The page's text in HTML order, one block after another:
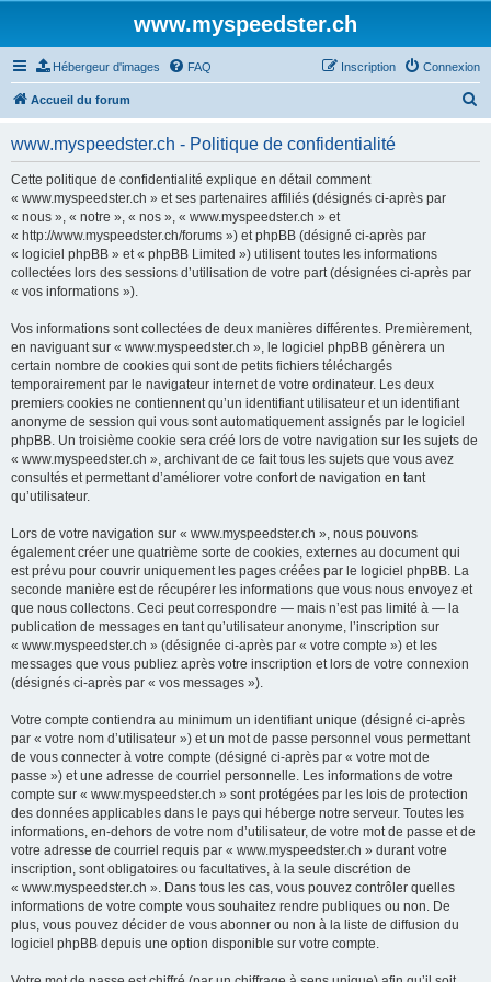
www.myspeedster.ch
Hébergeur d'images FAQ Connexion
Inscription
Accueil du forum
www.myspeedster.ch - Politique de confidentialité
Cette politique de confidentialité explique en détail comment
« www.myspeedster.ch » et ses partenaires affiliés (désignés ci-après par
« nous », « notre », « nos », « www.myspeedster.ch » et
« http://www.myspeedster.ch/forums ») et phpBB (désigné ci-après par
« logiciel phpBB » et « phpBB Limited ») utilisent toutes les informations
collectées lors des sessions d’utilisation de votre part (désignées ci-après par
« vos informations »).
Vos informations sont collectées de deux manières différentes. Premièrement,
en naviguant sur « www.myspeedster.ch », le logiciel phpBB génèrera un
certain nombre de cookies qui sont de petits fichiers téléchargés
temporairement par le navigateur internet de votre ordinateur. Les deux
premiers cookies ne contiennent qu’un identifiant utilisateur et un identifiant
anonyme de session qui vous sont automatiquement assignés par le logiciel
phpBB. Un troisième cookie sera créé lors de votre navigation sur les sujets de
« www.myspeedster.ch », archivant de ce fait tous les sujets que vous avez
consultés et permettant d’améliorer votre confort de navigation en tant
qu’utilisateur.
Lors de votre navigation sur « www.myspeedster.ch », nous pouvons
également créer une quatrième sorte de cookies, externes au document qui
est prévu pour couvrir uniquement les pages créées par le logiciel phpBB. La
seconde manière est de récupérer les informations que vous nous envoyez et
que nous collectons. Ceci peut correspondre — mais n’est pas limité à — la
publication de messages en tant qu’utilisateur anonyme, l’inscription sur
« www.myspeedster.ch » (désignée ci-après par « votre compte ») et les
messages que vous publiez après votre inscription et lors de votre connexion
(désignés ci-après par « vos messages »).
Votre compte contiendra au minimum un identifiant unique (désigné ci-après
par « votre nom d’utilisateur ») et un mot de passe personnel vous permettant
de vous connecter à votre compte (désigné ci-après par « votre mot de
passe ») et une adresse de courriel personnelle. Les informations de votre
compte sur « www.myspeedster.ch » sont protégées par les lois de protection
des données applicables dans le pays qui héberge notre serveur. Toutes les
informations, en-dehors de votre nom d’utilisateur, de votre mot de passe et de
votre adresse de courriel requis par « www.myspeedster.ch » durant votre
inscription, sont obligatoires ou facultatives, à la seule discrétion de
« www.myspeedster.ch ». Dans tous les cas, vous pouvez contrôler quelles
informations de votre compte vous souhaitez rendre publiques ou non. De
plus, vous pouvez décider de vous abonner ou non à la liste de diffusion du
logiciel phpBB depuis une option disponible sur votre compte.